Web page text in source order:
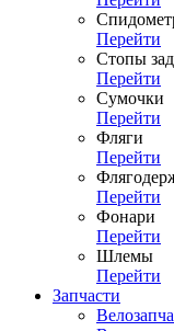
Перейти
Стопы
Перейти
Сумочки
Перейти
Фляги
Перейти
Перейти
Фонари
Перейти
Шлемы
Перейти
Запчасти